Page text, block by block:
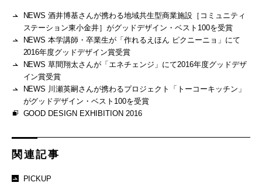
NEWS 酒井博基さんが携わる地域共生型商業施設［コミュニティ
ステーション東小金井］がグッドデザイン・ベスト100を受賞
NEWS 本学講師・卒業生が「作れるえほん ピクニーニョ」にて
2016年度グッドデザイン賞受賞
NEWS 草間翔太さんが「エネチェンジ」にて2016年度グッドデザ
イン賞受賞
NEWS 川瀬英嗣さんが携わるプロジェクト「トーコーキッチン」
がグッドデザイン・ベスト100を受賞
GOOD DESIGN EXHIBITION 2016
関連記事
PICKUP